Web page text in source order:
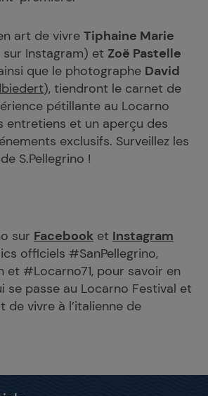
art de vivre Tiphaine Marie
sur Instagram) et Zoë Pastelle
que le photographe David
), tiendront le carnet de
pétillante au Locarno
entretiens et un aperçu des
exclusifs. Surveillez les
S.Pellegrino !
sur Facebook et Instagram
officiels #SanPellegrino,
et #Locarno71, pour savoir en
se passe au Locarno Festival et
de vivre à l’italienne de